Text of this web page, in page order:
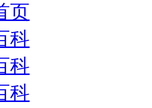
页
科
科
科